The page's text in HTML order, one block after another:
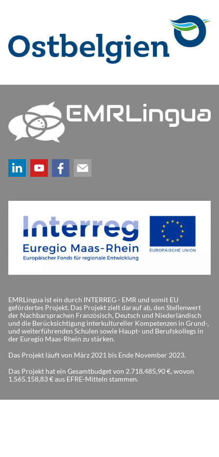
EMRLingua ist ein durch INTERREG - EMR und somit EU
gefördertes Projekt. Das Projekt zielt darauf ab, den Stellenwert
der Nachbarsprachen Französisch, Deutsch und Niederländisch
und die Berücksichtigung interkultureller Kompetenzen in Grund-,
und weiterführenden Schulen sowie Haupt- und Berufskollegs in
der Euregio Maas-Rhein zu stärken.
Das Projekt läuft von März 2021 bis Ende November 2023.
Das Projekt hat ein Gesamtbudget von 2.718.485,90 €, wovon
1.565.158,83 € aus EFRE-Mitteln stammen.